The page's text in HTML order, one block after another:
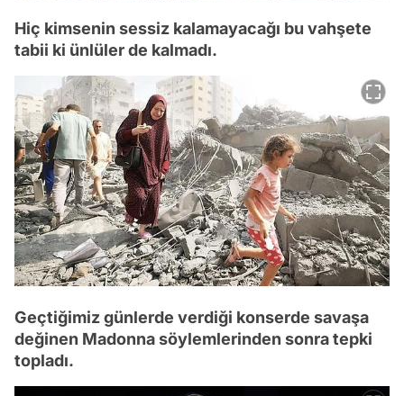
Hiç kimsenin sessiz kalamayacağı bu vahşete
tabii ki ünlüler de kalmadı.
Geçtiğimiz günlerde verdiği konserde savaşa
değinen Madonna söylemlerinden sonra tepki
topladı.